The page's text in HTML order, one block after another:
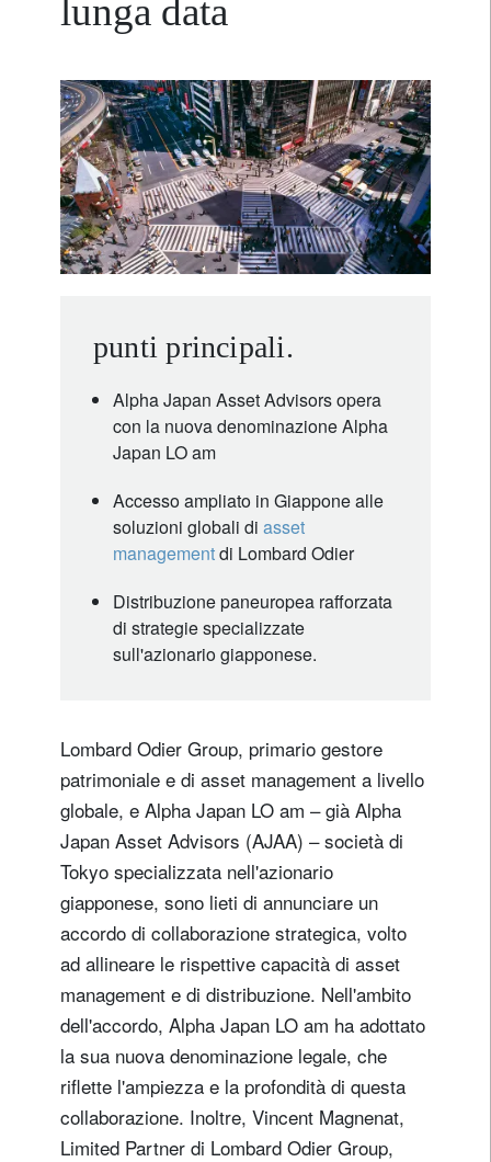
lunga data
punti principali.
Alpha Japan Asset Advisors opera
con la nuova denominazione Alpha
Japan LO am
Accesso ampliato in Giappone alle
soluzioni globali di asset
managementdi Lombard Odier
Distribuzione paneuropea rafforzata
di strategie specializzate
sull'azionario giapponese.
Lombard Odier Group, primario gestore
patrimoniale e di asset management a livello
globale, e Alpha Japan LO am – già Alpha
Japan Asset Advisors (AJAA) – società di
Tokyo specializzata nell'azionario
giapponese, sono lieti di annunciare un
accordo di collaborazione strategica, volto
ad allineare le rispettive capacità di asset
management e di distribuzione. Nell'ambito
dell'accordo, Alpha Japan LO am ha adottato
la sua nuova denominazione legale, che
riflette l'ampiezza e la profondità di questa
collaborazione. Inoltre, Vincent Magnenat,
Limited Partner di Lombard Odier Group,